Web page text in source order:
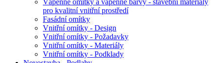
pro kvalitní vnitřní prostředí
Fasádní omítky
Vnitřní omítky - Design
Vnitřní omítky - Požadavky
Vnitřní omítky - Materiály
Vnitřní omítky - Podklady